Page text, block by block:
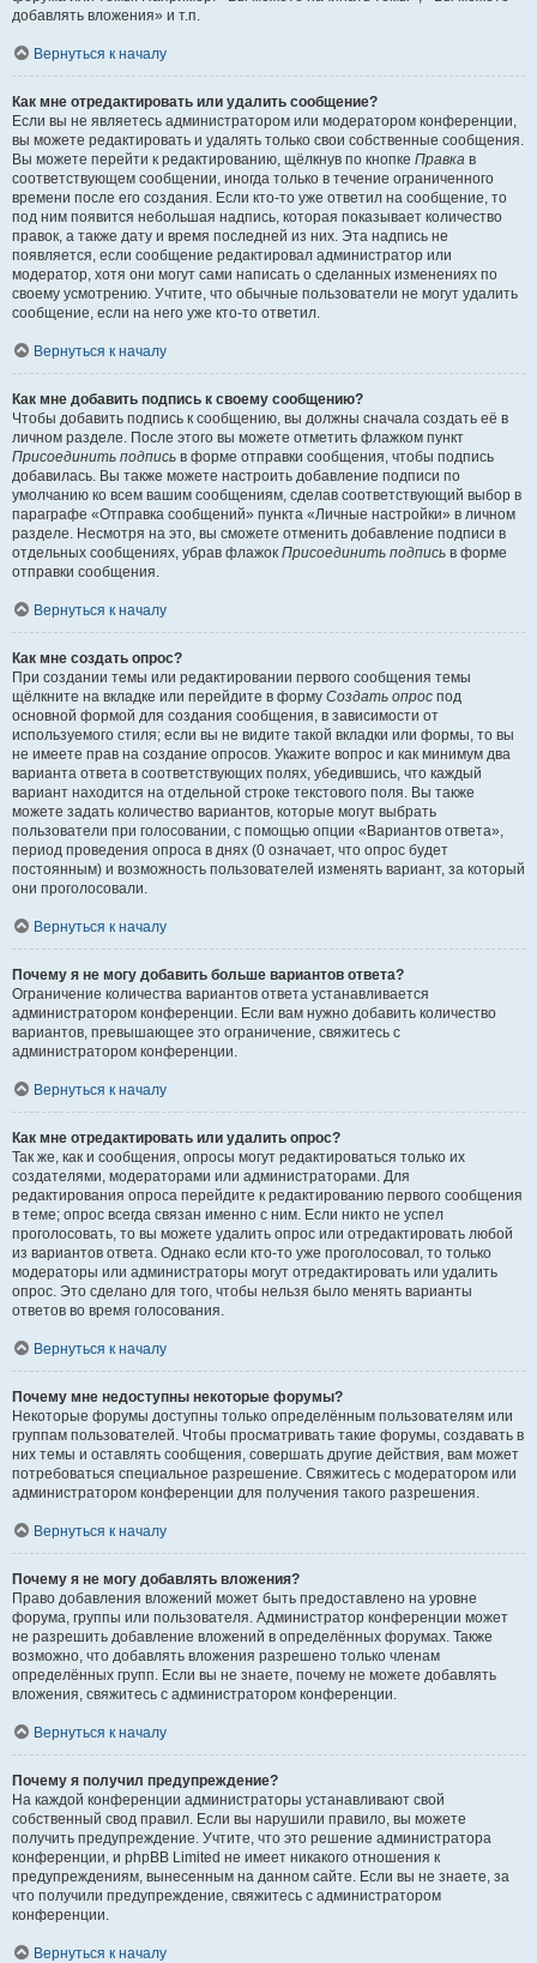
добавлять вложения» и т.п.
Вернуться к началу
Как мне отредактировать или удалить сообщение?
Если вы не являетесь администратором или модератором конференции,
вы можете редактировать и удалять только свои собственные сообщения.
Вы можете перейти к редактированию, щёлкнув по кнопке Правка в
соответствующем сообщении, иногда только в течение ограниченного
времени после его создания. Если кто-то уже ответил на сообщение, то
под ним появится небольшая надпись, которая показывает количество
правок, а также дату и время последней из них. Эта надпись не
появляется, если сообщение редактировал администратор или
модератор, хотя они могут сами написать о сделанных изменениях по
своему усмотрению. Учтите, что обычные пользователи не могут удалить
сообщение, если на него уже кто-то ответил.
Вернуться к началу
Как мне добавить подпись к своему сообщению?
Чтобы добавить подпись к сообщению, вы должны сначала создать её в
личном разделе. После этого вы можете отметить флажком пункт
Присоединить подпись в форме отправки сообщения, чтобы подпись
добавилась. Вы также можете настроить добавление подписи по
умолчанию ко всем вашим сообщениям, сделав соответствующий выбор в
параграфе «Отправка сообщений» пункта «Личные настройки» в личном
разделе. Несмотря на это, вы сможете отменить добавление подписи в
отдельных сообщениях, убрав флажок Присоединить подпись в форме
отправки сообщения.
Вернуться к началу
Как мне создать опрос?
При создании темы или редактировании первого сообщения темы
щёлкните на вкладке или перейдите в форму Создать опрос под
основной формой для создания сообщения, в зависимости от
используемого стиля; если вы не видите такой вкладки или формы, то вы
не имеете прав на создание опросов. Укажите вопрос и как минимум два
варианта ответа в соответствующих полях, убедившись, что каждый
вариант находится на отдельной строке текстового поля. Вы также
можете задать количество вариантов, которые могут выбрать
пользователи при голосовании, с помощью опции «Вариантов ответа»,
период проведения опроса в днях (0 означает, что опрос будет
постоянным) и возможность пользователей изменять вариант, за который
они проголосовали.
Вернуться к началу
Почему я не могу добавить больше вариантов ответа?
Ограничение количества вариантов ответа устанавливается
администратором конференции. Если вам нужно добавить количество
вариантов, превышающее это ограничение, свяжитесь с
администратором конференции.
Вернуться к началу
Как мне отредактировать или удалить опрос?
Так же, как и сообщения, опросы могут редактироваться только их
создателями, модераторами или администраторами. Для
редактирования опроса перейдите к редактированию первого сообщения
в теме; опрос всегда связан именно с ним. Если никто не успел
проголосовать, то вы можете удалить опрос или отредактировать любой
из вариантов ответа. Однако если кто-то уже проголосовал, то только
модераторы или администраторы могут отредактировать или удалить
опрос. Это сделано для того, чтобы нельзя было менять варианты
ответов во время голосования.
Вернуться к началу
Почему мне недоступны некоторые форумы?
Некоторые форумы доступны только определённым пользователям или
группам пользователей. Чтобы просматривать такие форумы, создавать в
них темы и оставлять сообщения, совершать другие действия, вам может
потребоваться специальное разрешение. Свяжитесь с модератором или
администратором конференции для получения такого разрешения.
Вернуться к началу
Почему я не могу добавлять вложения?
Право добавления вложений может быть предоставлено на уровне
форума, группы или пользователя. Администратор конференции может
не разрешить добавление вложений в определённых форумах. Также
возможно, что добавлять вложения разрешено только членам
определённых групп. Если вы не знаете, почему не можете добавлять
вложения, свяжитесь с администратором конференции.
Вернуться к началу
Почему я получил предупреждение?
На каждой конференции администраторы устанавливают свой
собственный свод правил. Если вы нарушили правило, вы можете
получить предупреждение. Учтите, что это решение администратора
конференции, и phpBB Limited не имеет никакого отношения к
предупреждениям, вынесенным на данном сайте. Если вы не знаете, за
что получили предупреждение, свяжитесь с администратором
конференции.
Вернуться к началу